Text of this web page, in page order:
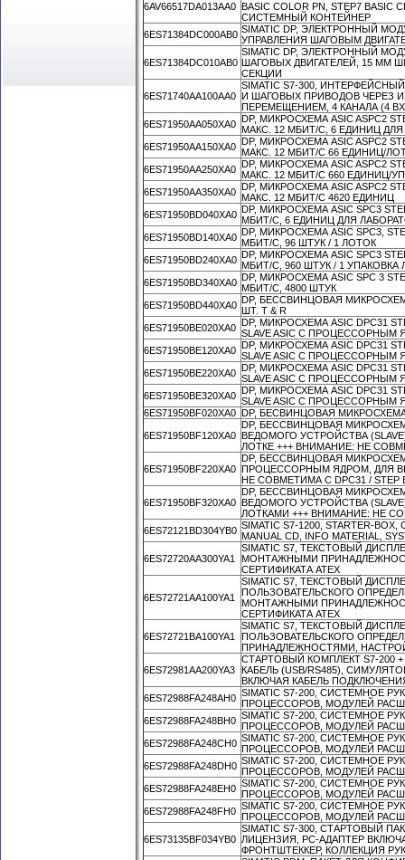
6AV66517DA013AA0 BASIC COLOR PN, STEP7
СИСТЕМНЫЙ КОНТЕЙНЕР
6ES71384DC000AB0 SIMATIC DP, ЭЛЕКТРОННЫЙ
УПРАВЛЕНИЯ ШАГОВЫМ
6ES71384DC010AB0
SIMATIC DP, ЭЛЕКТРОННЫЙ
ШАГОВЫХ ДВИГАТЕЛЕЙ, 15 ММ
СЕКЦИИ
6ES71740AA100AA0
SIMATIC S7-300,
И ШАГОВЫХ ПРИВОДОВ ЧЕРЕЗ
ПЕРЕМЕЩЕНИЕМ, 4 КАНАЛА (4
6ES71950AA050XA0 DP, МИКРОСХЕМА ASIC ASPC2
МАКС. 12 МБИТ/С, 6 ЕДИНИЦ
6ES71950AA150XA0 DP, МИКРОСХЕМА ASIC ASPC2
МАКС. 12 МБИТ/С 66 ЕДИНИЦ/
6ES71950AA250XA0 DP, МИКРОСХЕМА ASIC ASPC2
МАКС. 12 МБИТ/С 660 ЕДИНИЦ/
6ES71950AA350XA0 DP, МИКРОСХЕМА ASIC ASPC2
МАКС. 12 МБИТ/С 4620 ЕДИНИЦ
6ES71950BD040XA0 DP, МИКРОСХЕМА ASIC SPC3
МБИТ/С, 6 ЕДИНИЦ ДЛЯ
6ES71950BD140XA0 DP, МИКРОСХЕМА ASIC SPC3,
МБИТ/С, 96 ШТУК / 1 ЛОТОК
6ES71950BD240XA0 DP, МИКРОСХЕМА ASIC SPC3
МБИТ/С, 960 ШТУК / 1 УПАКОВКА
6ES71950BD340XA0 DP, МИКРОСХЕМА ASIC SPC 3
МБИТ/С, 4800 ШТУК
6ES71950BD440XA0 DP, БЕССВИНЦОВАЯ МИКРОСХЕМА
ШТ. T & R
6ES71950BE020XA0 DP, МИКРОСХЕМА ASIC DPC31
SLAVE ASIC С
6ES71950BE120XA0 DP, МИКРОСХЕМА ASIC DPC31
SLAVE ASIC С ПРОЦЕССОРНЫМ
6ES71950BE220XA0 DP, МИКРОСХЕМА ASIC DPC31
SLAVE ASIC С ПРОЦЕССОРНЫМ
6ES71950BE320XA0 DP, МИКРОСХЕМА ASIC DPC31
SLAVE ASIC С ПРОЦЕССОРНЫМ
6ES71950BF020XA0 DP, БЕСВИНЦОВАЯ МИКРОСХЕМА
6ES71950BF120XA0
DP, БЕССВИНЦОВАЯ
ВЕДОМОГО УСТРОЙСТВА
ЛОТКЕ +++ ВНИМАНИЕ: НЕ
6ES71950BF220XA0
DP, БЕССВИНЦОВАЯ МИКРОСХЕМА
ПРОЦЕССОРНЫМ ЯДРОМ, ДЛЯ
НЕ СОВМЕТИМА С DPC31 / STEP
6ES71950BF320XA0
DP, БЕССВИНЦОВАЯ
ВЕДОМОГО УСТРОЙСТВА
ЛОТКАМИ +++ ВНИМАНИЕ: НЕ
6ES72121BD304YB0 SIMATIC S7-1200, STARTER-BOX,
MANUAL CD, INFO MATERIAL,
6ES72720AA300YA1
SIMATIC S7, ТЕКСТОВЫЙ
МОНТАЖНЫМИ
СЕРТИФИКАТА ATEX
6ES72721AA100YA1
SIMATIC S7, ТЕКСТОВЫЙ
ПОЛЬЗОВАТЕЛЬСКОГО
МОНТАЖНЫМИ
СЕРТИФИКАТА ATEX
6ES72721BA100YA1
SIMATIC S7, ТЕКСТОВЫЙ
ПОЛЬЗОВАТЕЛЬСКОГО
ПРИНАДЛЕЖНОСТЯМИ,
6ES72981AA200YA3
СТАРТОВЫЙ КОМПЛЕКТ S7-200 +
КАБЕЛЬ (USB/RS485),
ВКЛЮЧАЯ КАБЕЛЬ
6ES72988FA248AH0 SIMATIC S7-200, СИСТЕМНОЕ
ПРОЦЕССОРОВ, МОДУЛЕЙ
6ES72988FA248BH0 SIMATIC S7-200, СИСТЕМНОЕ
ПРОЦЕССОРОВ, МОДУЛЕЙ
6ES72988FA248CH0 SIMATIC S7-200, СИСТЕМНОЕ
ПРОЦЕССОРОВ, МОДУЛЕЙ
6ES72988FA248DH0 SIMATIC S7-200, СИСТЕМНОЕ
ПРОЦЕССОРОВ, МОДУЛЕЙ
6ES72988FA248EH0 SIMATIC S7-200, СИСТЕМНОЕ
ПРОЦЕССОРОВ, МОДУЛЕЙ
6ES72988FA248FH0 SIMATIC S7-200, СИСТЕМНОЕ
ПРОЦЕССОРОВ, МОДУЛЕЙ
6ES73135BF034YB0
SIMATIC S7-300, СТАРТОВЫЙ
ЛИЦЕНЗИЯ, PC-АДАПТЕР
ФРОНТШТЕККЕР, КОЛЛЕКЦИЯ